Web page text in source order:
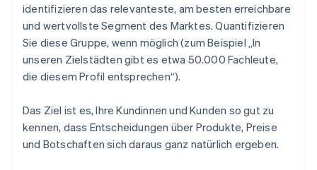
identifizieren das relevanteste, am besten erreichbare
und wertvollste Segment des Marktes. Quantifizieren
Sie diese Gruppe, wenn möglich (zum Beispiel „In
unseren Zielstädten gibt es etwa 50.000 Fachleute,
die diesem Profil entsprechen“).
Das Ziel ist es, Ihre Kundinnen und Kunden so gut zu
kennen, dass Entscheidungen über Produkte, Preise
und Botschaften sich daraus ganz natürlich ergeben.